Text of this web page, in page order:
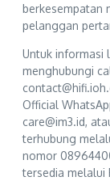
berkesempatan
pelanggan
Untuk informasi
menghubungi
Official
care@im3.id,
terhubung
nomor
tersedia melalui